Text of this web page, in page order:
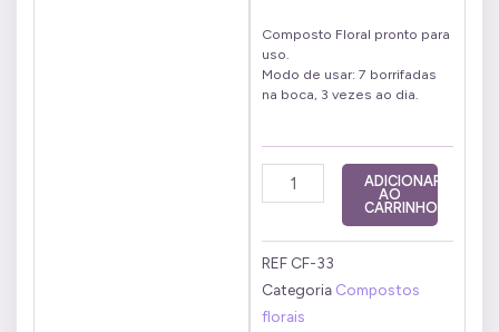
Composto Floral pronto para
uso.
Modo de usar: 7 borrifadas
na boca, 3 vezes ao dia.
Composto
Floral
50ml
quantidade
ADICIONAR
AO
CARRINHO
REF CF-33
Categoria Compostos
florais